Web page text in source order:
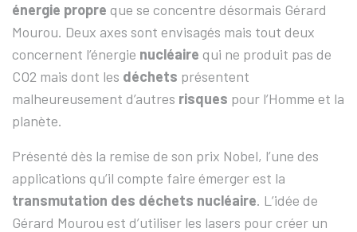
énergie propre que se concentre désormais Gérard
Mourou. Deux axes sont envisagés mais tout deux
concernent l’énergie nucléaire qui ne produit pas de
CO2 mais dont les déchets présentent
malheureusement d’autres risques pour l’Homme et la
planète.
Présenté dès la remise de son prix Nobel, l’une des
applications qu’il compte faire émerger est la
transmutation des déchets nucléaire. L’idée de
Gérard Mourou est d’utiliser les lasers pour créer un